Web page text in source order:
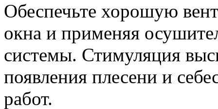
Обеспечьте хорошую
окна и применяя
системы. Стимуляция
появления плесени и
работ.